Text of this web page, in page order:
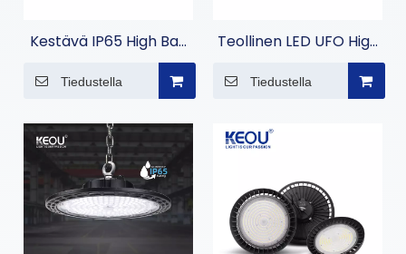
Kestävä IP65 High Bay
LED-valo kaupalliseen
valaistukseen
Tiedustella
Teollinen LED UFO High
Bay -valo varastoihin
Tiedustella